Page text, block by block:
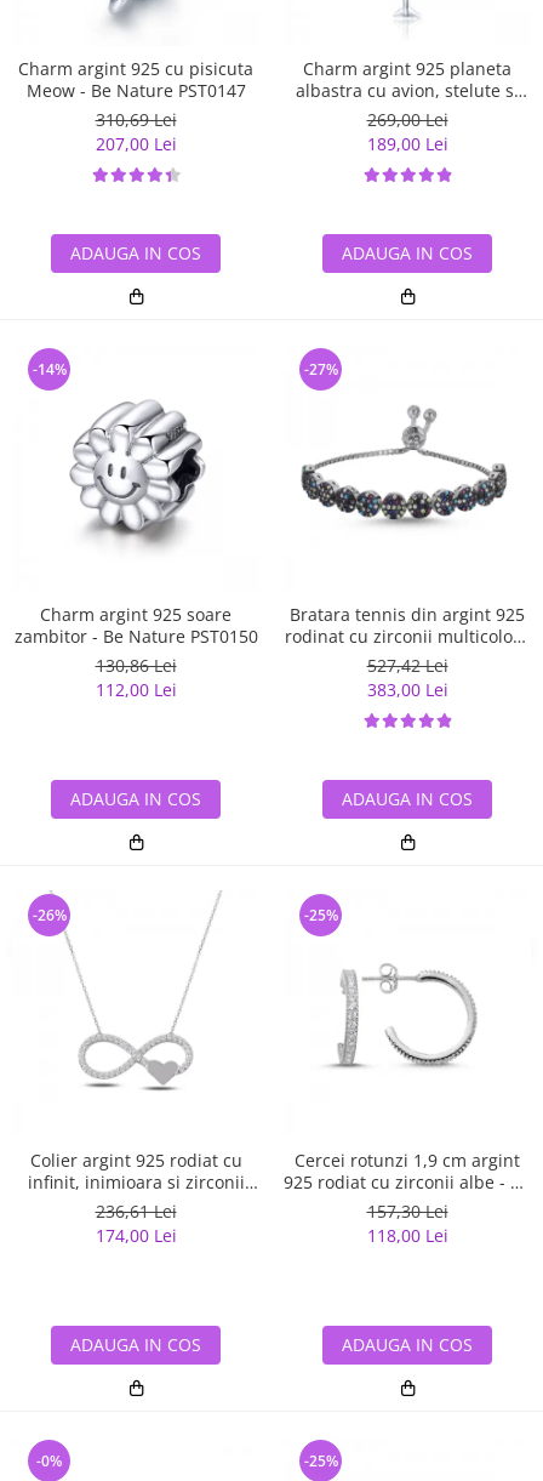
Charm argint 925 cu pisicuta
Meow - Be Nature PST0147
310,69 Lei
207,00 Lei
ADAUGA IN COS
Charm argint 925 planeta
albastra cu avion, stelute si
zirconii albe PST0149
269,00 Lei
189,00 Lei
ADAUGA IN COS
Charm argint 925 soare
zambitor - Be Nature PST0150
130,86 Lei
112,00 Lei
-14%
ADAUGA IN COS
Bratara tennis din argint 925
rodinat cu zirconii multicolore
- Be Elegant BTU0108
527,42 Lei
383,00 Lei
-27%
ADAUGA IN COS
Colier argint 925 rodiat cu
infinit, inimioara si zirconii
albe - Infinite You CTU0067
236,61 Lei
174,00 Lei
-26%
ADAUGA IN COS
Cercei rotunzi 1,9 cm argint
925 rodiat cu zirconii albe - Be
Elegant ETU0059
157,30 Lei
118,00 Lei
-25%
ADAUGA IN COS
-0% -25%